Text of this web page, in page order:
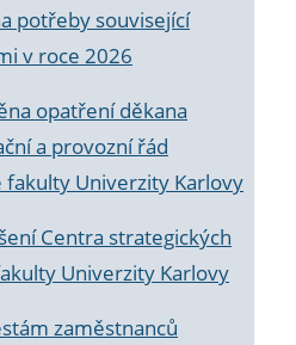
potřeby související
v roce 2026
opatření děkana
a provozní řád
fakulty Univerzity Karlovy
Centra strategických
Univerzity Karlovy
zaměstnanců